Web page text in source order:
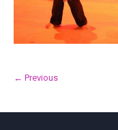
← Previous